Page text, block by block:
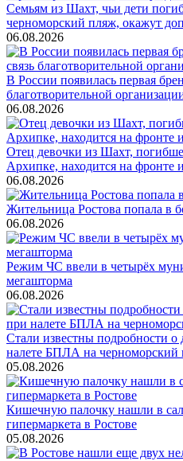
Семьям из Шахт, чьи дети
черноморский пляж, окажут
06.08.2026
В России появилась первая
благотворительной
06.08.2026
Отец девочки из Шахт,
Архипке, находится на фронте
06.08.2026
Жительница Ростова попала в
06.08.2026
Режим ЧС ввели в четырёх
мегашторма
06.08.2026
Стали известны подробности
налете БПЛА на черноморский
05.08.2026
Кишечную палочку нашли в
гипермаркета в Ростове
05.08.2026